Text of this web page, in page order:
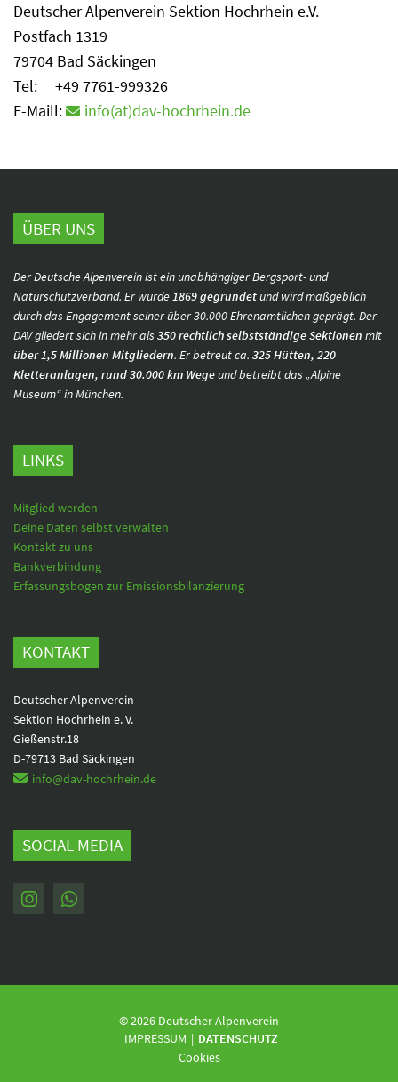
Deutscher Alpenverein Sektion Hochrhein e.V.
Postfach 1319
79704 Bad Säckingen
Tel: +49 7761-999326
E-Maill:
info(at)dav-hochrhein.de
ÜBER UNS
Der Deutsche Alpenverein ist ein unabhängiger Bergsport- und
Naturschutzverband. Er wurde1869 gegründetund wird maßgeblich
durch das Engagement seiner über 30.000 Ehrenamtlichen geprägt. Der
DAV gliedert sich in mehr als 350 rechtlich selbstständige Sektionen mit
über 1,5 Millionen Mitgliedern. Er betreut ca. 325 Hütten, 220
Kletteranlagen, rund 30.000 km Wegeund betreibt das „Alpine
Museum“ in München.
LINKS
Mitglied werden
Deine Daten selbst verwalten
Kontakt zu uns
Bankverbindung
Erfassungsbogen zur Emissionsbilanzierung
KONTAKT
Deutscher Alpenverein
Sektion Hochrhein e. V.
Gießenstr.18
D-79713 Bad Säckingen
info@dav-hochrhein.de
SOCIAL MEDIA
© 2026 Deutscher Alpenverein
Navigation
überspringen
IMPRESSUM
DATENSCHUTZ
Cookies